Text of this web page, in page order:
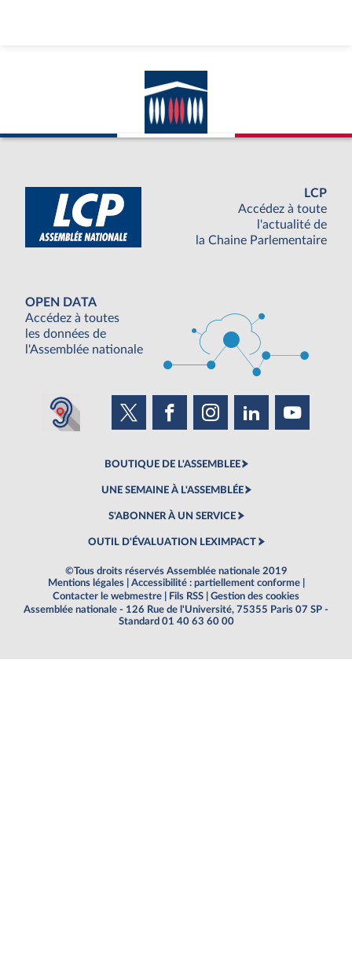
LCP
Accédez à toute
l'actualité de
la Chaine Parlementaire
OPEN DATA
Accédez à toutes
les données de
l'Assemblée nationale
BOUTIQUE DE L'ASSEMBLEE
UNE SEMAINE À L'ASSEMBLÉE
S'ABONNER À UN SERVICE
OUTIL D'ÉVALUATION LEXIMPACT
©Tous droits réservés Assemblée nationale 2019
Mentions légales
Accessibilité : partiellement conforme
Contacter le webmestre
Fils RSS
Gestion des cookies
Assemblée nationale - 126 Rue de l'Université, 75355 Paris 07 SP -
Standard 01 40 63 60 00